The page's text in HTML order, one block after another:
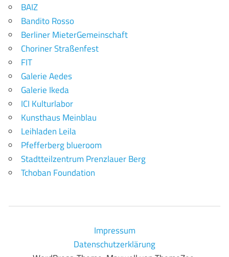
BAIZ
Bandito Rosso
Berliner MieterGemeinschaft
Choriner Straßenfest
FIT
Galerie Aedes
Galerie Ikeda
ICI Kulturlabor
Kunsthaus Meinblau
Leihladen Leila
Pfefferberg blueroom
Stadtteilzentrum Prenzlauer Berg
Tchoban Foundation
Impressum
Datenschutzerklärung